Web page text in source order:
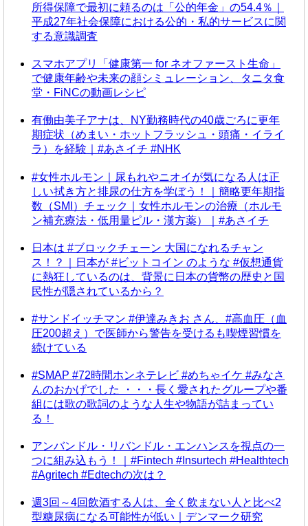
所得保障で最初に頼るのは「公的年金」の54.4％｜
平成27年社会保障における公的・私的サービスに関
する意識調査
スマホアプリ「健康第一 for ネオファースト生命」
で健康年齢や未来の顔シミュレーション、タニタ食
堂・FiNCの動画レシピ
有働由美子アナは、NY勤務時代の40歳ごろに更年
期症状（めまい・ホットフラッシュ・頭痛・イライ
ラ）を経験｜#あさイチ #NHK
#女性ホルモン｜尿もれやニオイが気になる人は正
しい拭き方と排尿の仕方を学ぼう！｜簡略更年期指
数（SMI）チェック｜女性ホルモンの治療（ホルモ
ン補充療法・低用量ピル・漢方薬）｜#あさイチ
日本は #ブロックチェーン 大国になれるチャン
ス！？｜日本が #ビットコイン のような #仮想通貨
に熱狂しているのは、背景に日本の貨幣の歴史と国
民性が隠されているから？
#サンドイッチマン #伊達みきお さん、#高血圧（血
圧200超え）で医師から警告を受けるも喫煙習慣を
続けている
#SMAP #72時間ホンネテレビ #めちゃイケ #みなさ
んのおかげでした ・・・長く愛されたグループや番
組には歌の歌詞のような人生や物語が詰まってい
る！
アンバンドル・リバンドル・エンハンスを視点の一
つに組み込もう！｜#Fintech #Insurtech #Healthtech
#Agritech #Edtechの次は？
週3回～4回飲酒する人は、全く飲まない人と比べ2
型糖尿病になる可能性が低い｜デンマーク研究